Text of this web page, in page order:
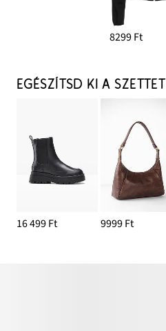
8299 Ft
EGÉSZÍTSD KI A SZETTET
16 499 Ft 9999 Ft